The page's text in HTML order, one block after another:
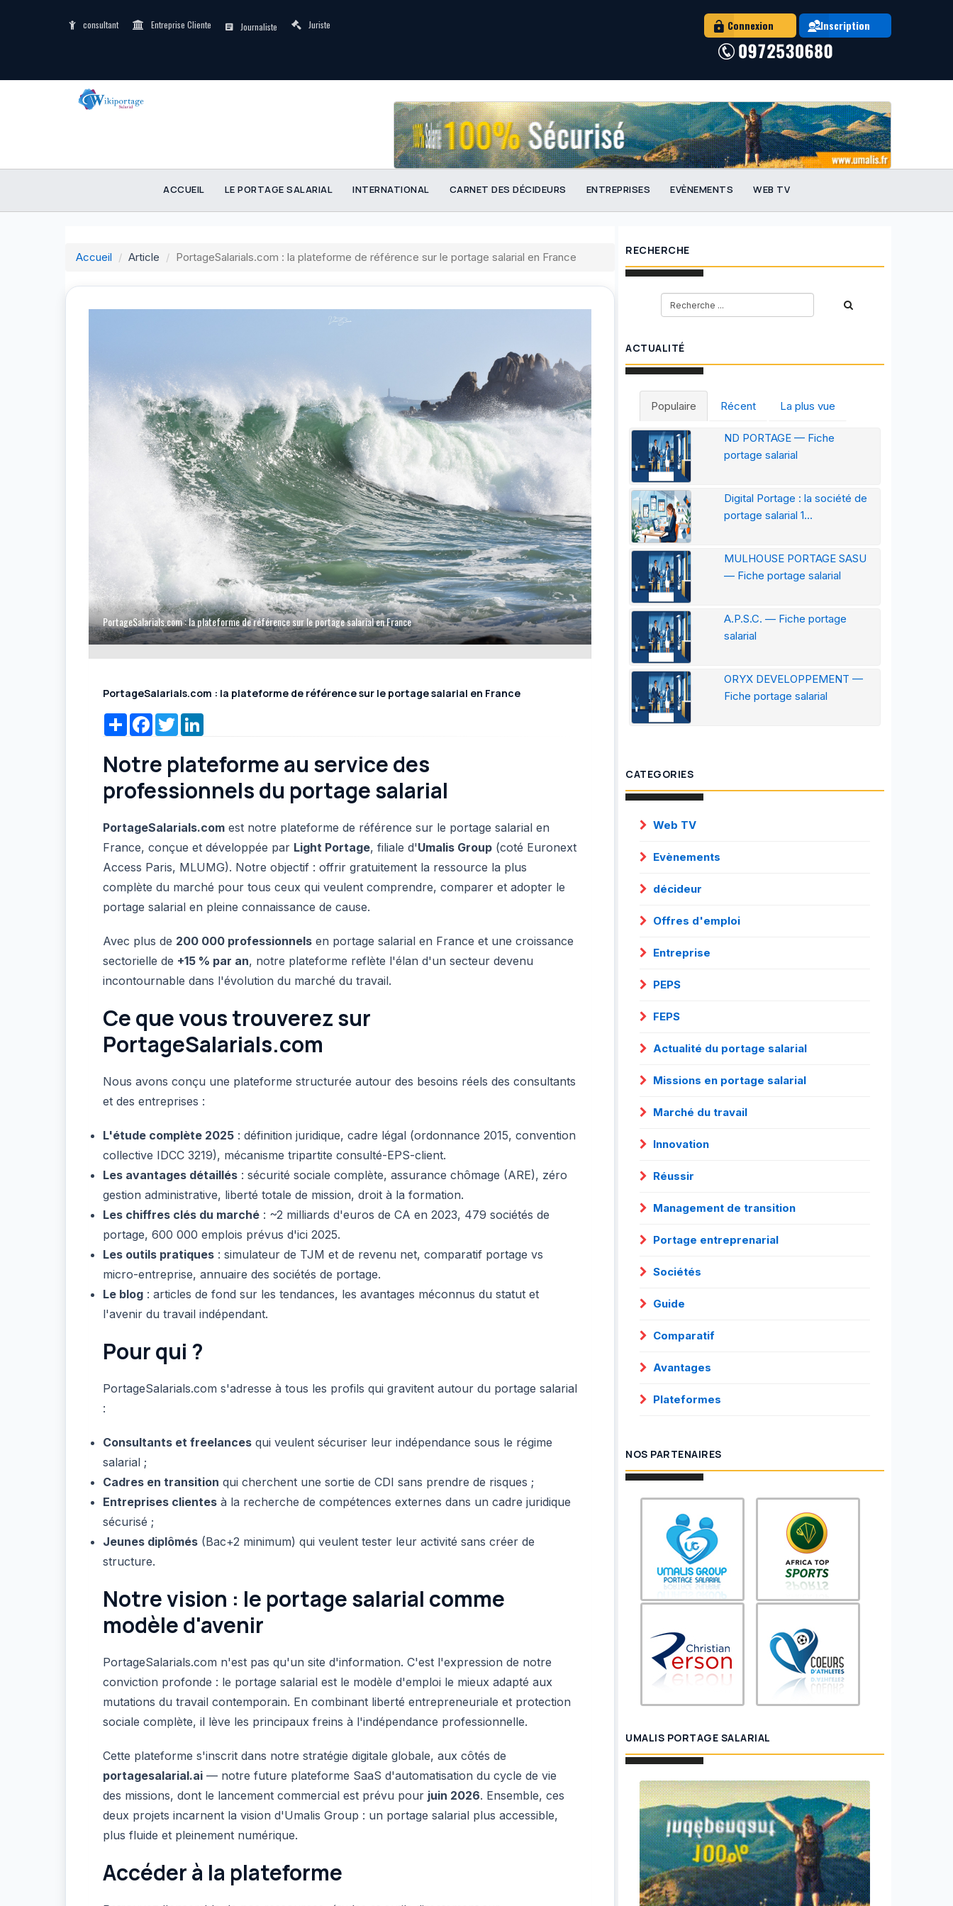
consultant Entreprise Cliente Journaliste Juriste Connexion Inscription
ACCUEIL LE PORTAGE SALARIAL INTERNATIONAL CARNET DES DÉCIDEURS ENTREPRISES EVÈNEMENTS WEB TV
Accueil Article PortageSalarials.com : la plateforme de référence sur le portage salarial en France
PortageSalarials.com : la plateforme de référence sur le portage salarial en France
PortageSalarials.com : la plateforme de référence sur le portage salarial en France
ShareFacebook
Twitter
Notre plateforme au service des
professionnels du portage salarial
PortageSalarials.com est notre plateforme de référence sur le portage salarial en
France, conçue et développée par Light Portage, filiale d'Umalis Group (coté Euronext
Access Paris, MLUMG). Notre objectif : offrir gratuitement la ressource la plus
complète du marché pour tous ceux qui veulent comprendre, comparer et adopter le
portage salarial en pleine connaissance de cause.
Avec plus de 200 000 professionnels en portage salarial en France et une croissance
sectorielle de +15 % par an, notre plateforme reflète l'élan d'un secteur devenu
incontournable dans l'évolution du marché du travail.
Ce que vous trouverez sur
PortageSalarials.com
Nous avons conçu une plateforme structurée autour des besoins réels des consultants
et des entreprises :
L'étude complète 2025 : définition juridique, cadre légal (ordonnance 2015, convention
collective IDCC 3219), mécanisme tripartite consulté-EPS-client.
Les avantages détaillés : sécurité sociale complète, assurance chômage (ARE), zéro
gestion administrative, liberté totale de mission, droit à la formation.
Les chiffres clés du marché : ~2 milliards d'euros de CA en 2023, 479 sociétés de
portage, 600 000 emplois prévus d'ici 2025.
Les outils pratiques : simulateur de TJM et de revenu net, comparatif portage vs
micro-entreprise, annuaire des sociétés de portage.
Le blog : articles de fond sur les tendances, les avantages méconnus du statut et
l'avenir du travail indépendant.
Pour qui ?
PortageSalarials.com s'adresse à tous les profils qui gravitent autour du portage salarial
:
Consultants et freelances qui veulent sécuriser leur indépendance sous le régime
salarial ;
Cadres en transition qui cherchent une sortie de CDI sans prendre de risques ;
Entreprises clientes à la recherche de compétences externes dans un cadre juridique
sécurisé ;
Jeunes diplômés (Bac+2 minimum) qui veulent tester leur activité sans créer de
structure.
Notre vision : le portage salarial comme
modèle d'avenir
PortageSalarials.com n'est pas qu'un site d'information. C'est l'expression de notre
conviction profonde : le portage salarial est le modèle d'emploi le mieux adapté aux
mutations du travail contemporain. En combinant liberté entrepreneuriale et protection
sociale complète, il lève les principaux freins à l'indépendance professionnelle.
Cette plateforme s'inscrit dans notre stratégie digitale globale, aux côtés de
portagesalarial.ai — notre future plateforme SaaS d'automatisation du cycle de vie
des missions, dont le lancement commercial est prévu pour juin 2026. Ensemble, ces
deux projets incarnent la vision d'Umalis Group : un portage salarial plus accessible,
plus fluide et pleinement numérique.
Accéder à la plateforme
RECHERCHE
ACTUALITÉ
Populaire Récent La plus vue
ND PORTAGE — Fiche
portage salarial
Digital Portage : la société de
portage salarial 1...
MULHOUSE PORTAGE SASU
— Fiche portage salarial
A.P.S.C. — Fiche portage
salarial
ORYX DEVELOPPEMENT —
Fiche portage salarial
CATEGORIES
Web TV
Evènements
décideur
Offres d'emploi
Entreprise
PEPS
FEPS
Actualité du portage salarial
Missions en portage salarial
Marché du travail
Innovation
Réussir
Management de transition
Portage entreprenarial
Sociétés
Guide
Comparatif
Avantages
Plateformes
NOS PARTENAIRES
UMALIS PORTAGE SALARIAL